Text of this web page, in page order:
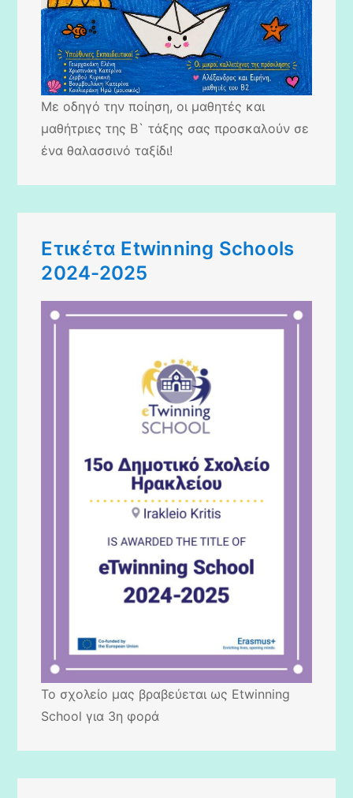
Με οδηγό την ποίηση, οι μαθητές και
μαθήτριες της Β` τάξης σας προσκαλούν σε
ένα θαλασσινό ταξίδι!
Ετικέτα Etwinning Schools
2024-2025
Το σχολείο μας βραβεύεται ως Etwinning
School για 3η φορά